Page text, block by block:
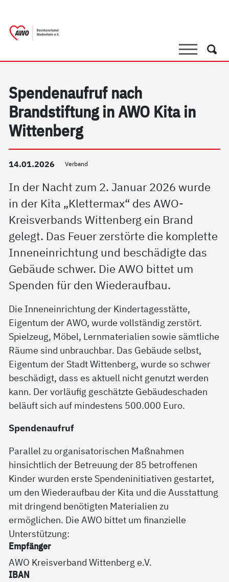
SucheSuche
Spendenaufruf nach
Brandstiftung in AWO Kita in
Wittenberg
14.01.2026 Verband
In der Nacht zum 2. Januar 2026 wurde
in der Kita „Klettermax“ des AWO-
Kreisverbands Wittenberg ein Brand
gelegt. Das Feuer zerstörte die komplette
Inneneinrichtung und beschädigte das
Gebäude schwer. Die AWO bittet um
Spenden für den Wiederaufbau.
Die Inneneinrichtung der Kindertagesstätte,
Eigentum der AWO, wurde vollständig zerstört.
Spielzeug, Möbel, Lernmaterialien sowie sämtliche
Räume sind unbrauchbar. Das Gebäude selbst,
Eigentum der Stadt Wittenberg, wurde so schwer
beschädigt, dass es aktuell nicht genutzt werden
kann. Der vorläufig geschätzte Gebäudeschaden
beläuft sich auf mindestens 500.000 Euro.
Spendenaufruf
Parallel zu organisatorischen Maßnahmen
hinsichtlich der Betreuung der 85 betroffenen
Kinder wurden erste Spendeninitiativen gestartet,
um den Wiederaufbau der Kita und die Ausstattung
mit dringend benötigten Materialien zu
ermöglichen. Die AWO bittet um finanzielle
Unterstützung:
Empfänger
AWO Kreisverband Wittenberg e.V.
IBAN